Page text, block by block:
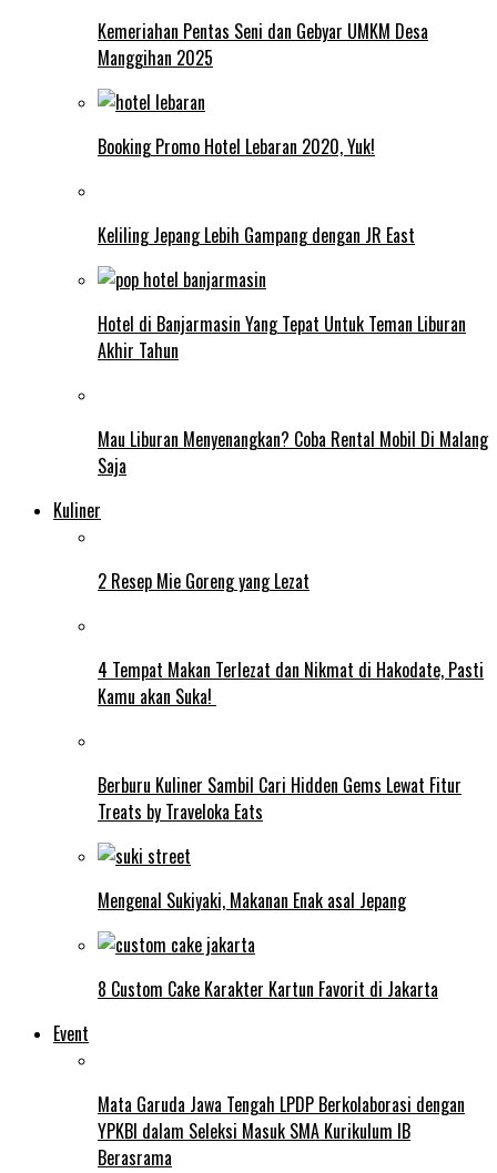
Kemeriahan Pentas Seni dan Gebyar UMKM Desa
Manggihan 2025
Booking Promo Hotel Lebaran 2020, Yuk!
Keliling Jepang Lebih Gampang dengan JR East
Hotel di Banjarmasin Yang Tepat Untuk Teman Liburan
Akhir Tahun
Mau Liburan Menyenangkan? Coba Rental Mobil Di Malang
Saja
Kuliner
2 Resep Mie Goreng yang Lezat
4 Tempat Makan Terlezat dan Nikmat di Hakodate, Pasti
Kamu akan Suka!
Berburu Kuliner Sambil Cari Hidden Gems Lewat Fitur
Treats by Traveloka Eats
Mengenal Sukiyaki, Makanan Enak asal Jepang
8 Custom Cake Karakter Kartun Favorit di Jakarta
Event
Mata Garuda Jawa Tengah LPDP Berkolaborasi dengan
YPKBI dalam Seleksi Masuk SMA Kurikulum IB
Berasrama